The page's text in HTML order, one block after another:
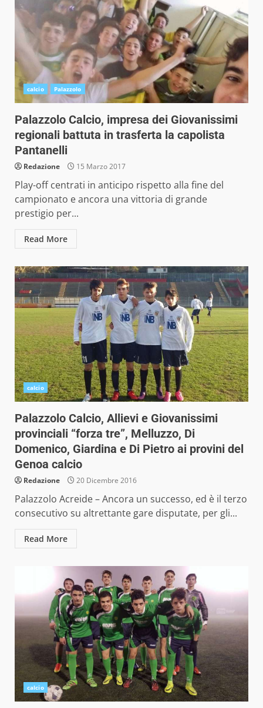
calcio Palazzolo
Palazzolo Calcio, impresa dei Giovanissimi
regionali battuta in trasferta la capolista
Pantanelli
Redazione 15 Marzo 2017
Play-off centrati in anticipo rispetto alla fine del
campionato e ancora una vittoria di grande
prestigio per...
Read More
calcio
Palazzolo Calcio, Allievi e Giovanissimi
provinciali “forza tre”, Melluzzo, Di
Domenico, Giardina e Di Pietro ai provini del
Genoa calcio
Redazione 20 Dicembre 2016
Palazzolo Acreide – Ancora un successo, ed è il terzo
consecutivo su altrettante gare disputate, per gli...
Read More
calcio